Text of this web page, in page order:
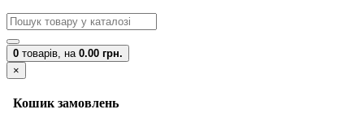
0 товарів, на 0.00 грн.
×
Кошик замовлень